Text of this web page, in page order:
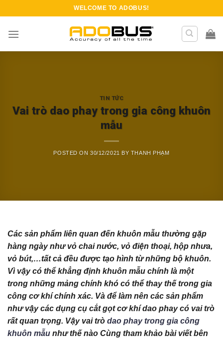
to
content
WELCOME TO ADOBUS!
TIN TỨC
Vai trò dao phay trong gia công khuôn
mẫu
POSTED ON30/12/2021 BY THANH PHẠM
Các sản phẩm liên quan đến khuôn mẫu thường gặp
hàng ngày như vỏ chai nước, vỏ điện thoại, hộp nhưa,
vỏ bút,…tất cả đều được tạo hình từ những bộ khuôn.
Vì vậy có thể khẳng định khuôn mẫu chính là một
trong những mảng chính khó có thể thay thế trong gia
công cơ khí chính xác. Và để làm nên các sản phẩm
như vậy các dụng cụ cắt gọt cơ khí dao phay có vai trò
rất quan trọng. Vậy vai trò dao phay trong gia công
khuôn mẫu như thế nào Cùng tham khảo bài viết bên